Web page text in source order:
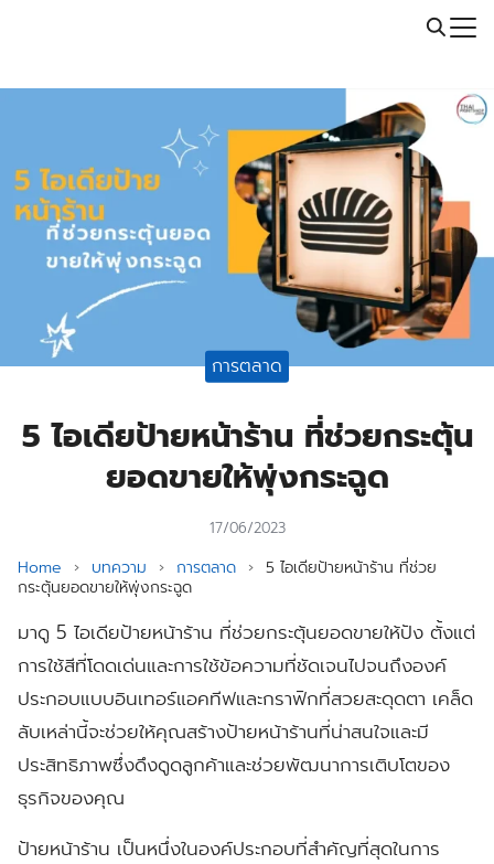
Call: 064-246-5614 | Line: @thaiprintshop
for:
การตลาด
5 ไอเดียป้ายหน้าร้าน ที่ช่วยกระตุ้น
ยอดขายให้พุ่งกระฉูด
17/06/2023
Home › บทความ › การตลาด › 5 ไอเดียป้ายหน้าร้าน ที่ช่วย
กระตุ้นยอดขายให้พุ่งกระฉูด
มาดู 5 ไอเดียป้ายหน้าร้าน ที่ช่วยกระตุ้นยอดขายให้ปัง ตั้งแต่
การใช้สีที่โดดเด่นและการใช้ข้อความที่ชัดเจนไปจนถึงองค์
ประกอบแบบอินเทอร์แอคทีฟและกราฟิกที่สวยสะดุดตา เคล็ด
ลับเหล่านี้จะช่วยให้คุณสร้างป้ายหน้าร้านที่น่าสนใจและมี
ประสิทธิภาพซึ่งดึงดูดลูกค้าและช่วยพัฒนาการเติบโตของ
ธุรกิจของคุณ
ป้ายหน้าร้าน เป็นหนึ่งในองค์ประกอบที่สำคัญที่สุดในการ